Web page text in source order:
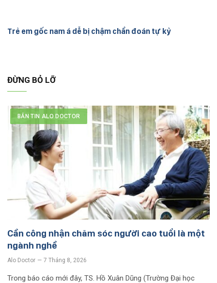
Trẻ em gốc nam á dễ bị chậm chẩn đoán tự kỷ
ĐỪNG BỎ LỠ
BẢN TIN ALO DOCTOR
Cần công nhận chăm sóc người cao tuổi là một
ngành nghề
Alo Doctor 7 Tháng 8, 2026
Trong báo cáo mới đây, TS. Hồ Xuân Dũng (Trường Đại học